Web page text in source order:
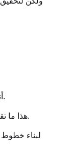
.
هذا ما تقدمه منصة ذكاء مبيعات الذكاء الاصطناعى.